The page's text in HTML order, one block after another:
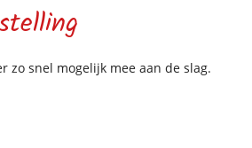
zo snel mogelijk mee aan de slag.